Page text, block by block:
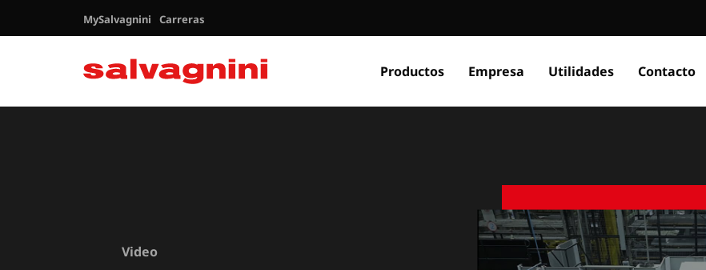
MySalvagnini Carreras
Productos Empresa Utilidades Contacto
Video